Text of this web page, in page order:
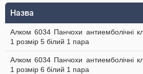
Назва
Алком 6034 Панчохи антиемболічні
1 розмір 5 білий 1 пара
Алком 6034 Панчохи антиемболічні
1 розмір 6 білий 1 пара